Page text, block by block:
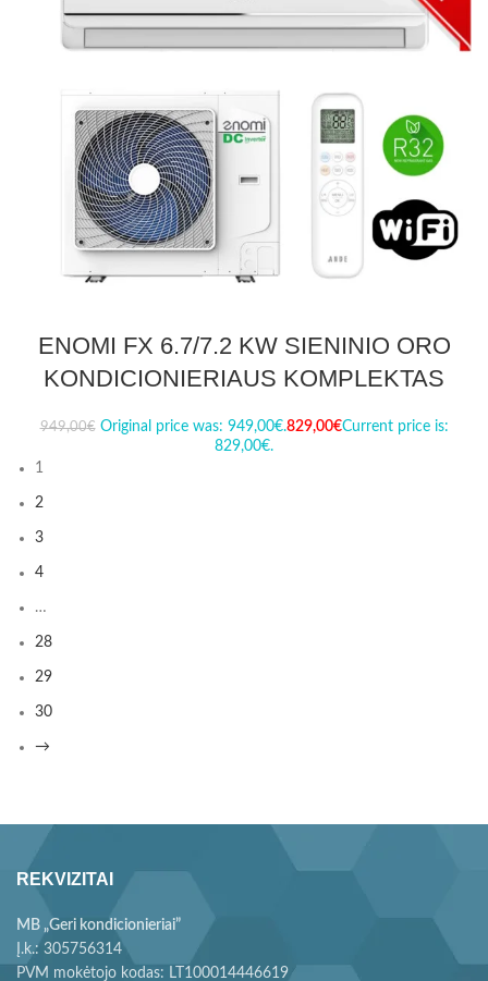
ENOMI FX 6.7/7.2 KW SIENINIO ORO
KONDICIONIERIAUS KOMPLEKTAS
949,00€ Original price was: 949,00€.829,00€Current price is:
829,00€.
1
2
3
4
…
28
29
30
→
REKVIZITAI
MB „Geri kondicionieriai”
Į.k.: 305756314
PVM mokėtojo kodas: LT100014446619